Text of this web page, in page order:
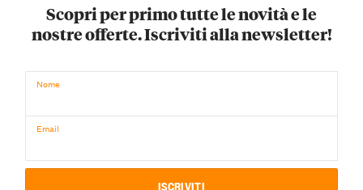
Scopri per primo tutte le novità e le
nostre offerte. Iscriviti alla newsletter!
Nome
Email